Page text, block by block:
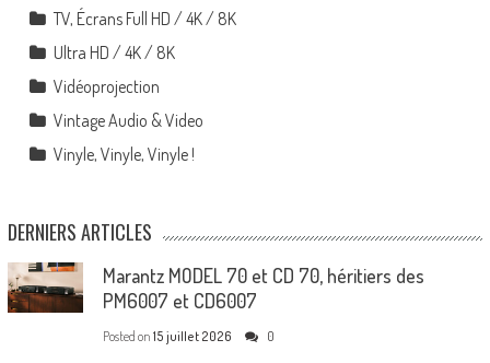
TV, Écrans Full HD / 4K / 8K
Ultra HD / 4K / 8K
Vidéoprojection
Vintage Audio & Video
Vinyle, Vinyle, Vinyle !
DERNIERS ARTICLES
Marantz MODEL 70 et CD 70, héritiers des
PM6007 et CD6007
Posted on 15 juillet 2026 0